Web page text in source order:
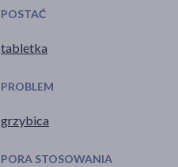
POSTAĆ
tabletka
PROBLEM
grzybica
PORA STOSOWANIA